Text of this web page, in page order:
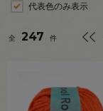
代表色のみ表示
全 247 件